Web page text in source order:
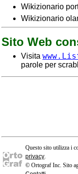
Wikizionario
Wikizionario
Sito Web
Visita
parole per
Questo sito utilizza i
privacy.
© Ortograf Inc. Sito